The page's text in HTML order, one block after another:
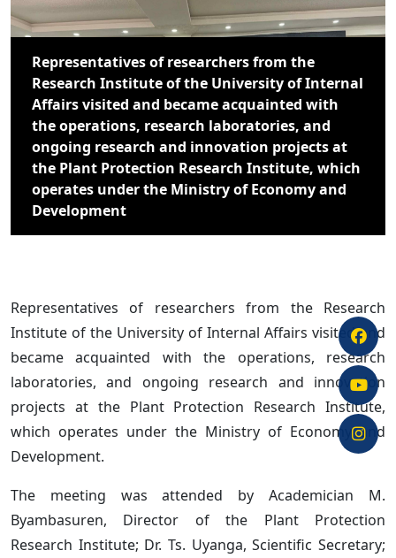
Representatives of researchers from the
Research Institute of the University of Internal
Affairs visited and became acquainted with
the operations, research laboratories, and
ongoing research and innovation projects at
the Plant Protection Research Institute, which
operates under the Ministry of Economy and
Development
Representatives of researchers from the Research
Institute of the University of Internal Affairs visited and
became acquainted with the operations, research
laboratories, and ongoing research and innovation
projects at the Plant Protection Research Institute,
which operates under the Ministry of Economy and
Development.
The meeting was attended by Academician M.
Byambasuren, Director of the Plant Protection
Research Institute; Dr. Ts. Uyanga, Scientific Secretary;